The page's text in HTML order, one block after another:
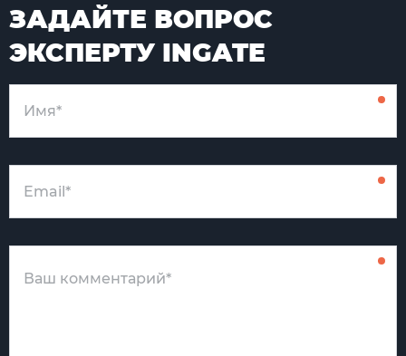
ЗАДАЙТЕ ВОПРОС
ЭКСПЕРТУ INGATE